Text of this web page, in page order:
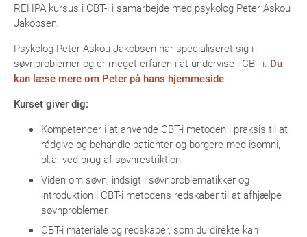
REHPA kursus i CBT-i i samarbejde med psykolog Peter Askou
Jakobsen.
Psykolog Peter Askou Jakobsen har specialiseret sig i
søvnproblemer og er meget erfaren i at undervise i CBT-i. Du
kan læse mere om Peter på hans hjemmeside.
Kurset giver dig:
Kompetencer i at anvende CBT-i metoden i praksis til at
rådgive og behandle patienter og borgere med isomni,
bl.a. ved brug af søvnrestriktion.
Viden om søvn, indsigt i søvnproblematikker og
introduktion i CBT-i metodens redskaber til at afhjælpe
søvnproblemer.
CBT-i materiale og redskaber, som du direkte kan